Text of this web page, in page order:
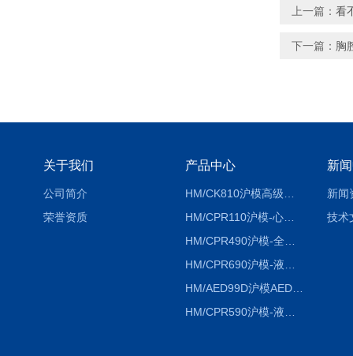
上一篇： 看
下一篇： 胸
关于我们
公司简介
荣誉资质
产品中心
HM/CPR110沪模-心肺复苏模拟人胸外按压急救教学模型
HM/AED99D沪模AED99D自动体外除颤训练仪
新
新闻
技术